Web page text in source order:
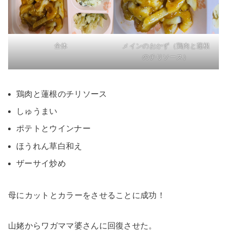
全体
メインのおかず（鶏肉と蓮根
のチリソース）
鶏肉と蓮根のチリソース
しゅうまい
ポテトとウインナー
ほうれん草白和え
ザーサイ炒め
母にカットとカラーをさせることに成功！
山姥からワガママ婆さんに回復させた。